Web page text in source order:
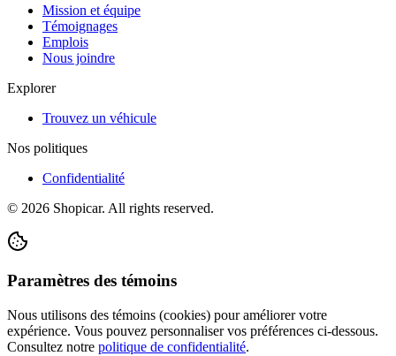
Mission et équipe
Témoignages
Emplois
Nous joindre
Explorer
Trouvez un véhicule
Nos politiques
Confidentialité
© 2026 Shopicar. All rights reserved.
Paramètres des témoins
Nous utilisons des témoins (cookies) pour améliorer votre
expérience. Vous pouvez personnaliser vos préférences ci-dessous.
Consultez notre politique de confidentialité.